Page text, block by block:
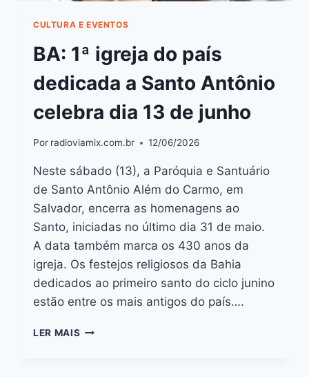
CULTURA E EVENTOS
BA: 1ª igreja do país
dedicada a Santo Antônio
celebra dia 13 de junho
Por radioviamix.com.br 12/06/2026
Neste sábado (13), a Paróquia e Santuário
de Santo Antônio Além do Carmo, em
Salvador, encerra as homenagens ao
Santo, iniciadas no último dia 31 de maio.
A data também marca os 430 anos da
igreja. Os festejos religiosos da Bahia
dedicados ao primeiro santo do ciclo junino
estão entre os mais antigos do país….
LER MAIS